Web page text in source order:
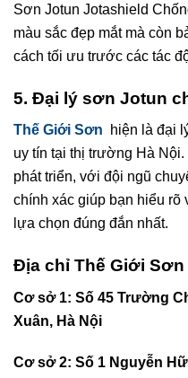
Sơn Jotun Jotashield
màu sắc đẹp mắt mà còn
cách tối ưu trước các tác
5. Đại lý sơn Jotun
Thế Giới Sơn hiện là đại
uy tín tại thị trường Hà
phát triển, với đội ngũ
chính xác giúp bạn hiểu rõ
lựa chọn đúng đắn nhất.
Địa chỉ Thế Giới Sơn
Cơ sở 1: Số 45 Trường
Xuân, Hà Nội
Cơ sở 2: Số 1 Nguyễn